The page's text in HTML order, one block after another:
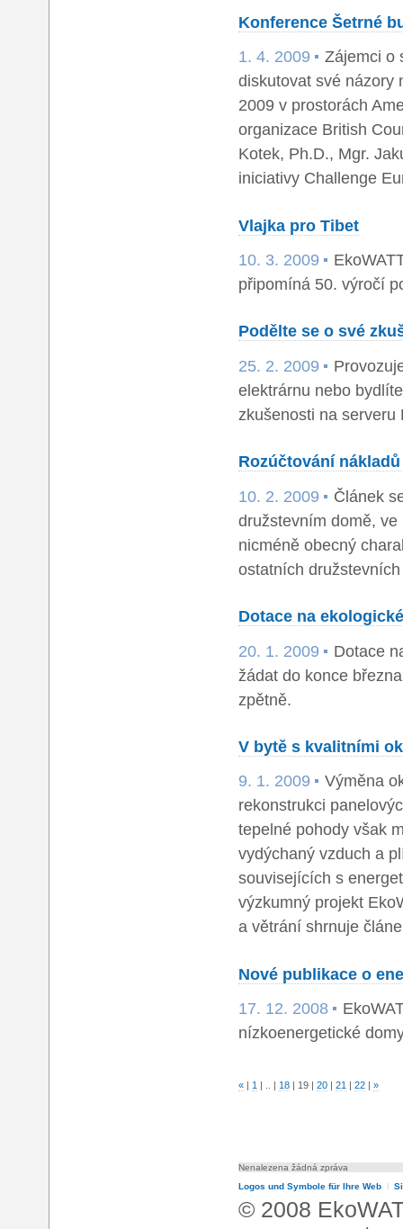
Konference Šetrné
1. 4. 2009
Zájemci o
diskutovat své názory
2009 v prostorách
organizace British
Kotek, Ph.D., Mgr.
iniciativy Challenge
Vlajka pro Tibet
10. 3. 2009
připomíná 50. výročí
Podělte se o své
25. 2. 2009
elektrárnu nebo
zkušenosti na serveru
Rozúčtování
10. 2. 2009
Článek
družstevním domě,
nicméně obecný
ostatních
Dotace na
20. 1. 2009
Dotace
žádat do konce
zpětně.
V bytě s kvalitními
9. 1. 2009
Výměna
rekonstrukci
tepelné pohody však
vydýchaný vzduch a
souvisejících s
výzkumný projekt
a větrání shrnuje
Nové publikace o
17. 12. 2008
nízkoenergetické
« 1 18 19 20 21 22 »
Nenalezena žádná zpráva
Logos und Symbole für Ihre Web
© 2008